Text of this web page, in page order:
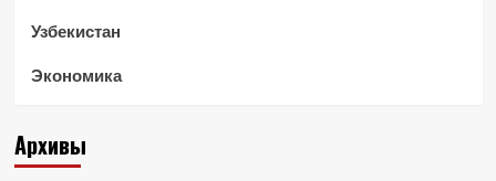
Узбекистан
Экономика
Архивы